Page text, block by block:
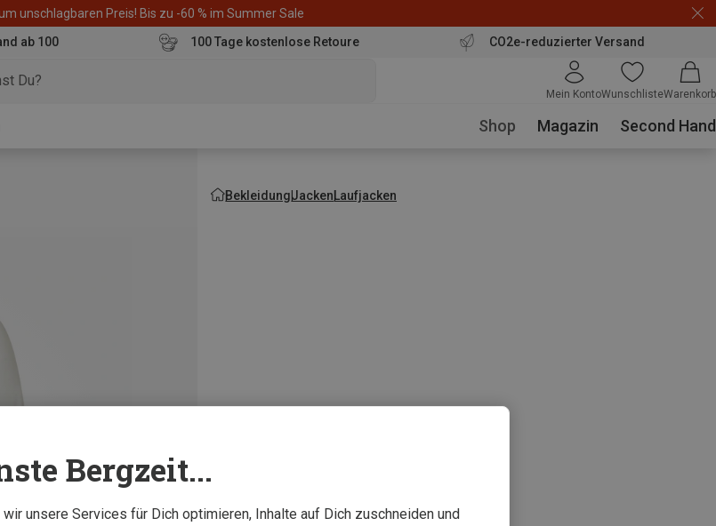
unschlagbaren Preis! Bis zu -60 % im Summer Sale
ab 100
100 Tage kostenlose Retoure CO2e-reduzierter Versand
Mein KontoWunschlisteWarenkorb
Shop Magazin Second Hand
BekleidungJackenLaufjacken
Bergzeit...
unsere Services für Dich optimieren, Inhalte auf Dich zuschneiden und